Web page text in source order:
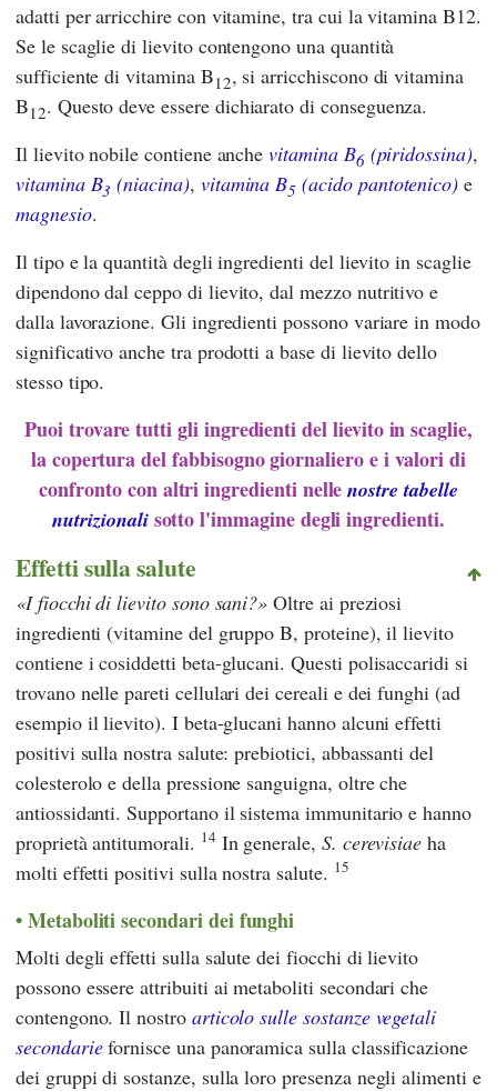
adatti per arricchire con vitamine, tra cui la vitamina B12.
Se le scaglie di lievito contengono una quantità
sufficiente di vitamina B12, si arricchiscono di vitamina
B12. Questo deve essere dichiarato di conseguenza.
Il lievito nobile contiene anchevitamina B6(piridossina),
vitamina B3 (niacina), vitamina B5 (acido pantotenico) e
magnesio.
Il tipo e la quantità degli ingredienti del lievito in scaglie
dipendono dal ceppo di lievito, dal mezzo nutritivo e
dalla lavorazione. Gli ingredienti possono variare in modo
significativo anche tra prodotti a base di lievito dello
stesso tipo.
Puoi trovare tutti gli ingredienti del lievito in scaglie,
la copertura del fabbisogno giornaliero e i valori di
confronto con altri ingredienti nellenostre tabelle
nutrizionalisotto l'immagine degli ingredienti.
Effetti sulla salute
I fiocchi di lievito sono sani? Oltre ai preziosi
ingredienti (vitamine del gruppo B, proteine), il lievito
contiene i cosiddetti beta-glucani. Questi polisaccaridi si
trovano nelle pareti cellulari dei cereali e dei funghi (ad
esempio il lievito). I beta-glucani hanno alcuni effetti
positivi sulla nostra salute: prebiotici, abbassanti del
colesterolo e della pressione sanguigna, oltre che
antiossidanti. Supportano il sistema immunitario e hanno
proprietà antitumorali. 14 In generale, S. cerevisiae ha
molti effetti positivi sulla nostra salute. 15
Metaboliti secondari dei funghi
Molti degli effetti sulla salute dei fiocchi di lievito
possono essere attribuiti ai metaboliti secondari che
contengono. Il nostro articolo sulle sostanze vegetali
secondariefornisce una panoramica sulla classificazione
dei gruppi di sostanze, sulla loro presenza negli alimenti e